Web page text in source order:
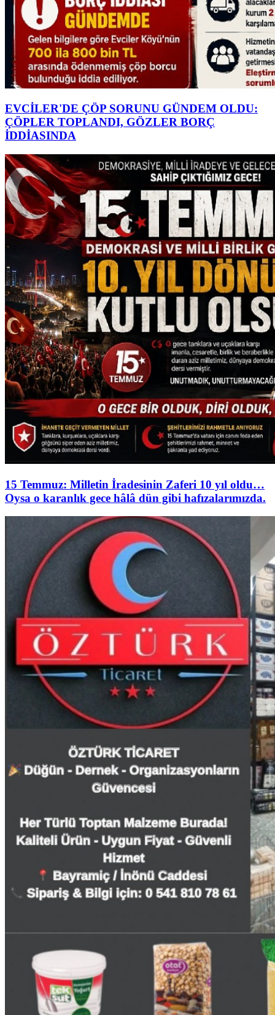
EVCİLER'DE ÇÖP SORUNU GÜNDEM OLDU:
ÇÖPLER TOPLANDI, GÖZLER BORÇ
İDDİASINDA
15 Temmuz: Milletin İradesinin Zaferi 10 yıl oldu…
Oysa o karanlık gece hâlâ dün gibi hafızalarımızda.